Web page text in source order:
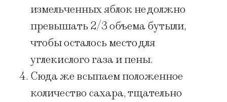
измельченных яблок не должно
превышать 2/3 объема бутыли,
чтобы осталось место для
углекислого газа и пены.
Сюда же всыпаем положенное
количество сахара, тщательно